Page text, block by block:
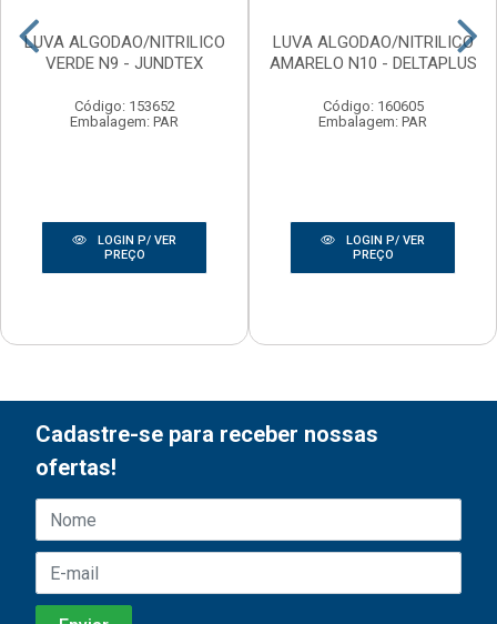
LUVA ALGODAO/NITRILICO
VERDE N9 - JUNDTEX
Código: 153652
Embalagem: PAR
LOGIN P/ VER
PREÇO
LUVA ALGODAO/NITRILICO
AMARELO N10 - DELTAPLUS
Código: 160605
Embalagem: PAR
LOGIN P/ VER
PREÇO
Cadastre-se para receber nossas
ofertas!